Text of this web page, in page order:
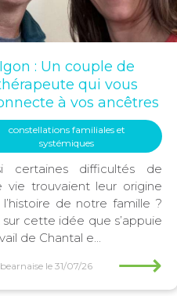
Igon : Un couple de
qui vous
à vos ancêtres
constellations familiales et
systémiques
certaines difficultés de
vie trouvaient leur origine
l’histoire de notre famille ?
sur cette idée que s’appuie
de Chantal e...
le 31/07/26 ⟶